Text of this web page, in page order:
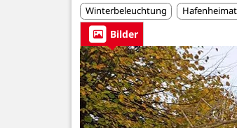
Winterbeleuchtung Hafenheimat
Bilder